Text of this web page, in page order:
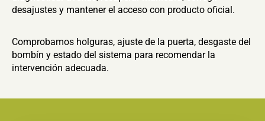
desajustes y mantener el acceso con producto oficial.
Comprobamos holguras, ajuste de la puerta, desgaste del
bombín y estado del sistema para recomendar la
intervención adecuada.